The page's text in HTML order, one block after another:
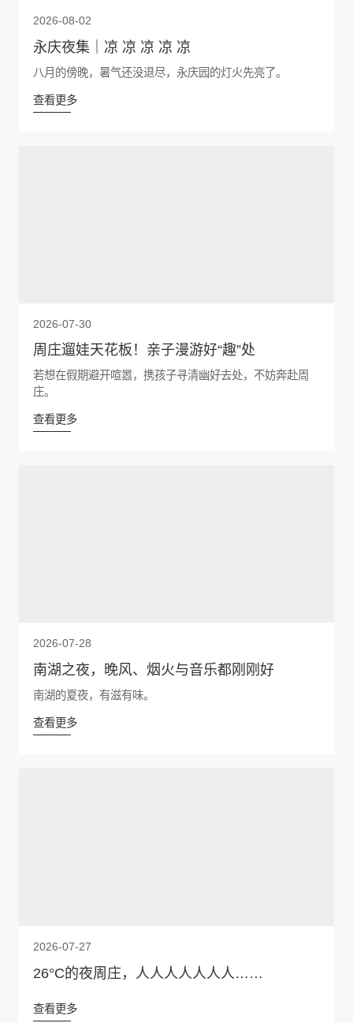
2026-08-02
永庆夜集｜凉 凉 凉 凉 凉
八月的傍晚，暑气还没退尽，永庆园的灯火先亮了。
查看更多
2026-07-30
周庄遛娃天花板！亲子漫游好“趣”处
若想在假期避开喧嚣，携孩子寻清幽好去处，不妨奔赴周
庄。
查看更多
2026-07-28
南湖之夜，晚风、烟火与音乐都刚刚好
南湖的夏夜，有滋有味。
查看更多
2026-07-27
26°C的夜周庄，人人人人人人人……
查看更多